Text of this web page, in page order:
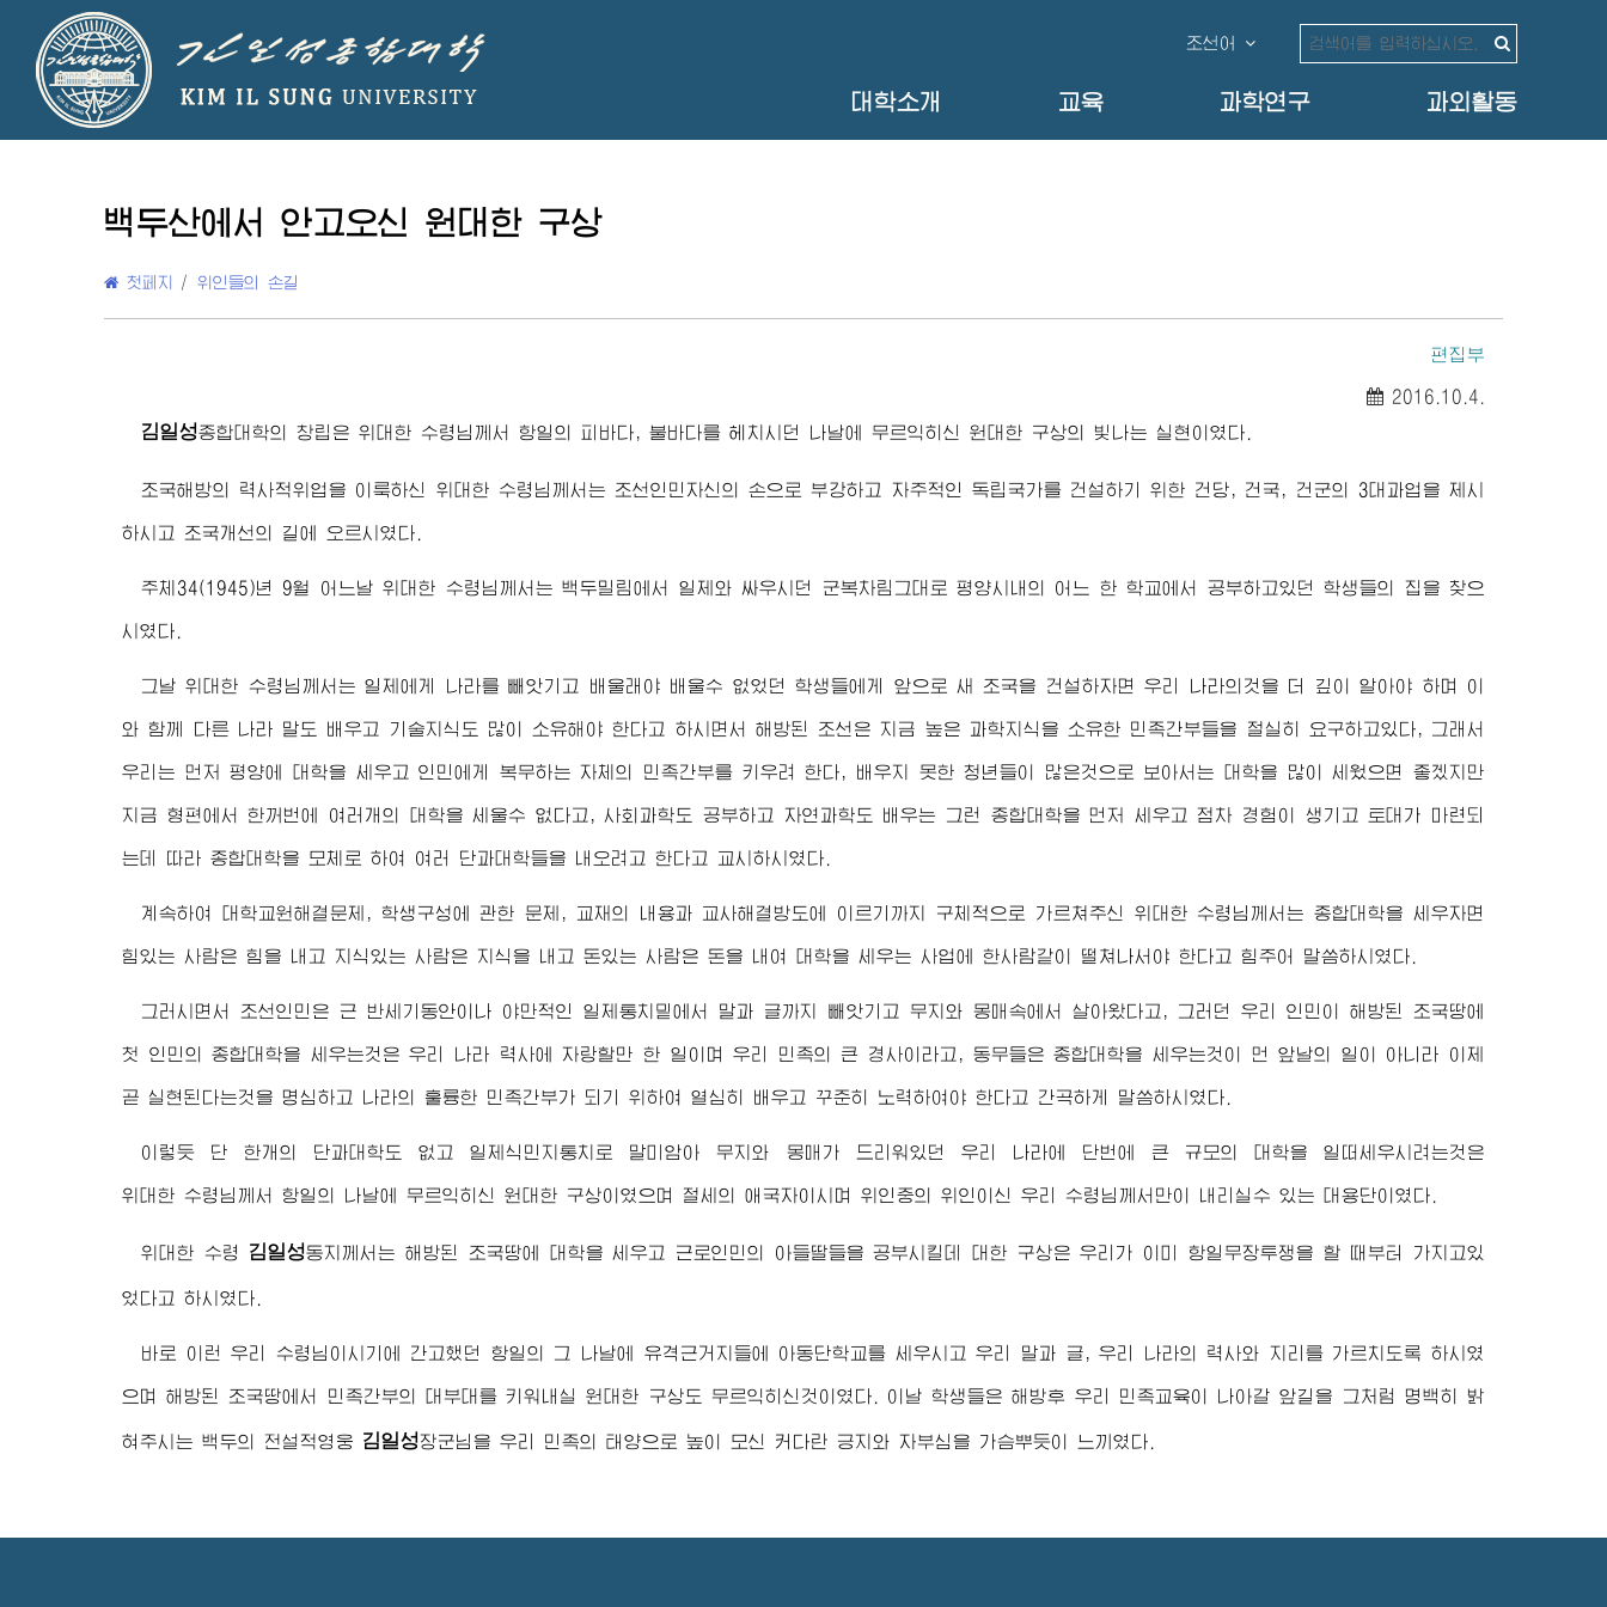
조선어
대학소개 교육 과학연구 과외활동
백두산에서 안고오신 원대한 구상
첫페지 / 위인들의 손길
편집부
2016.10.4.
김일성종합대학의 창립은 위대한 수령님 께서 항일의 피바다, 불바다를 헤치시던 나날에 무르익히신 원대한 구상의 빛나는 실현이였다.
조국해방의 력사적위업을 이룩하신 위대한 수령님 께서는 조선인민자신의 손으로 부강하고 자주적인 독립국가를 건설하기 위한 건당, 건국, 건군의 3대과업을 제시
하시고 조국개선의 길에 오르시였다.
주체34(1945)년 9월 어느날위대한 수령님 께서는 백두밀림에서 일제와 싸우시던 군복차림그대로 평양시내의 어느 한 학교에서 공부하고있던 학생들의 집을 찾으
시였다.
그날위대한 수령님 께서는 일제에게 나라를 빼앗기고 배울래야 배울수 없었던 학생들에게 앞으로 새 조국을 건설하자면 우리 나라의것을 더 깊이 알아야 하며 이
와 함께 다른 나라 말도 배우고 기술지식도 많이 소유해야 한다고 하시면서 해방된 조선은 지금 높은 과학지식을 소유한 민족간부들을 절실히 요구하고있다, 그래서
우리는 먼저 평양에 대학을 세우고 인민에게 복무하는 자체의 민족간부를 키우려 한다, 배우지 못한 청년들이 많은것으로 보아서는 대학을 많이 세웠으면 좋겠지만
지금 형편에서 한꺼번에 여러개의 대학을 세울수 없다고, 사회과학도 공부하고 자연과학도 배우는 그런 종합대학을 먼저 세우고 점차 경험이 생기고 토대가 마련되
는데 따라 종합대학을 모체로 하여 여러 단과대학들을 내오려고 한다고 교시하시였다.
계속하여 대학교원해결문제, 학생구성에 관한 문제, 교재의 내용과 교사해결방도에 이르기까지 구체적으로 가르쳐주신 위대한 수령님 께서는 종합대학을 세우자면
힘있는 사람은 힘을 내고 지식있는 사람은 지식을 내고 돈있는 사람은 돈을 내여 대학을 세우는 사업에 한사람같이 떨쳐나서야 한다고 힘주어 말씀하시였다.
그러시면서 조선인민은 근 반세기동안이나 야만적인 일제통치밑에서 말과 글까지 빼앗기고 무지와 몽매속에서 살아왔다고, 그러던 우리 인민이 해방된 조국땅에
첫 인민의 종합대학을 세우는것은 우리 나라 력사에 자랑할만 한 일이며 우리 민족의 큰 경사이라고, 동무들은 종합대학을 세우는것이 먼 앞날의 일이 아니라 이제
곧 실현된다는것을 명심하고 나라의 훌륭한 민족간부가 되기 위하여 열심히 배우고 꾸준히 노력하여야 한다고 간곡하게 말씀하시였다.
이렇듯 단 한개의 단과대학도 없고 일제식민지통치로 말미암아 무지와 몽매가 드리워있던 우리 나라에 단번에 큰 규모의 대학을 일떠세우시려는것은
위대한 수령님 께서 항일의 나날에 무르익히신 원대한 구상이였으며 절세의 애국자이시며 위인중의 위인이신 우리 수령님 께서만이 내리실수 있는 대용단이였다.
위대한 수령 김일성동지 께서는 해방된 조국땅에 대학을 세우고 근로인민의 아들딸들을 공부시킬데 대한 구상은 우리가 이미 항일무장투쟁을 할 때부터 가지고있
었다고 하시였다.
바로 이런 우리 수령님 이시기에 간고했던 항일의 그 나날에 유격근거지들에 아동단학교를 세우시고 우리 말과 글, 우리 나라의 력사와 지리를 가르치도록 하시였
으며 해방된 조국땅에서 민족간부의 대부대를 키워내실 원대한 구상도 무르익히신것이였다. 이날 학생들은 해방후 우리 민족교육이 나아갈 앞길을 그처럼 명백히 밝
혀주시는 백두의 전설적영웅 김일성장군님 을 우리 민족의 태양으로 높이 모신 커다란 긍지와 자부심을 가슴뿌듯이 느끼였다.